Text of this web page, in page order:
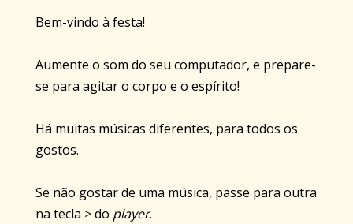
Bem-vindo à festa!
Aumente o som do seu computador, e prepare-
se para agitar o corpo e o espírito!
Há muitas músicas diferentes, para todos os
gostos.
Se não gostar de uma música, passe para outra
na tecla > do player.